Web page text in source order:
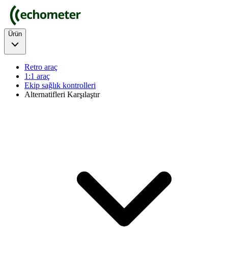
Ürün
Retro araç
1:1 araç
Ekip sağlık kontrolleri
Alternatifleri Karşılaştır